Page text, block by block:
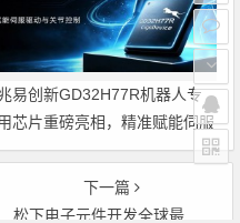
易创新GD32H77R机器人专
芯片重磅亮相，精准赋能伺服
动与关节控制
下一篇
松下电子元件开发全球最薄电动扬声器